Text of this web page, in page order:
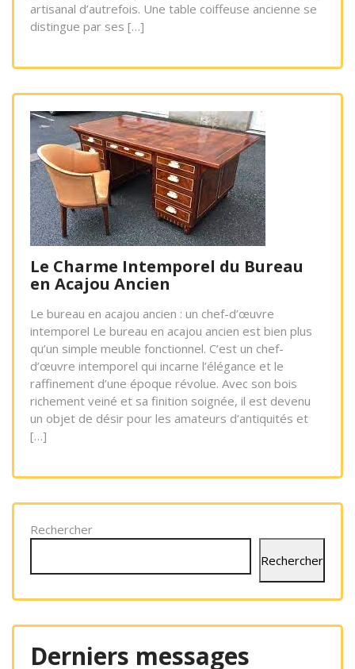
artisanal d’autrefois. Une table coiffeuse ancienne se
distingue par ses […]
Le Charme Intemporel du Bureau
en Acajou Ancien
Le bureau en acajou ancien : un chef-d’œuvre
intemporel Le bureau en acajou ancien est bien plus
qu’un simple meuble fonctionnel. C’est un chef-
d’œuvre intemporel qui incarne l’élégance et le
raffinement d’une époque révolue. Avec son bois
richement veiné et sa finition soignée, il est devenu
un objet de désir pour les amateurs d’antiquités et
[…]
Rechercher
Rechercher
Derniers messages